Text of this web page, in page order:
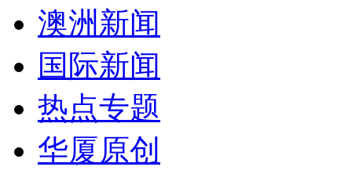
澳洲新闻
国际新闻
热点专题
华厦原创